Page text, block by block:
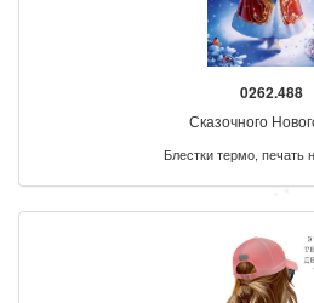
0262.488
Сказочного
Блестки термо, печать